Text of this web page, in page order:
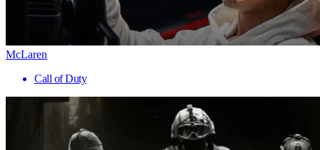
McLaren
Call of Duty